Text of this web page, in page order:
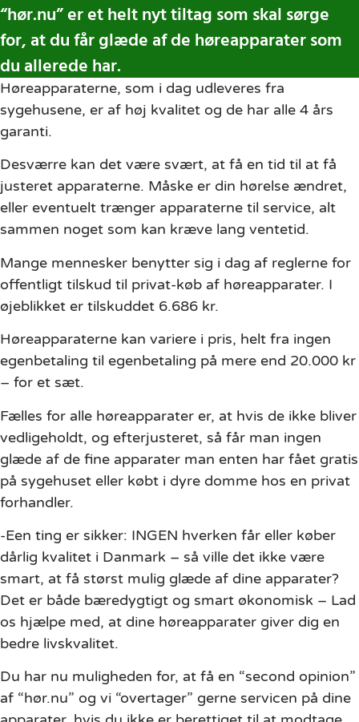
“hør.nu” er et helt nyt tiltag som skal sørge
for, at du får glæde af de høreapparater som
du allerede har.
Høreapparaterne, som i dag udleveres fra
sygehusene, er af høj kvalitet og de har alle 4 års
garanti.
Desværre kan det være svært, at få en tid til at få
justeret apparaterne. Måske er din hørelse ændret,
eller eventuelt trænger apparaterne til service, alt
sammen noget som kan kræve lang ventetid.
Mange mennesker benytter sig i dag af reglerne for
offentligt tilskud til privat-køb af høreapparater. I
øjeblikket er tilskuddet 6.686 kr.
Høreapparaterne kan variere i pris, helt fra ingen
egenbetaling til egenbetaling på mere end 20.000 kr
– for et sæt.
Fælles for alle høreapparater er, at hvis de ikke bliver
vedligeholdt, og efterjusteret, så får man ingen
glæde af de fine apparater man enten har fået gratis
på sygehuset eller købt i dyre domme hos en privat
forhandler.
-Een ting er sikker: INGEN hverken får eller køber
dårlig kvalitet i Danmark – så ville det ikke være
smart, at få størst mulig glæde af dine apparater?
Det er både bæredygtigt og smart økonomisk – Lad
os hjælpe med, at dine høreapparater giver dig en
bedre livskvalitet.
Du har nu muligheden for, at få en “second opinion”
af “hør.nu” og vi “overtager” gerne servicen på dine